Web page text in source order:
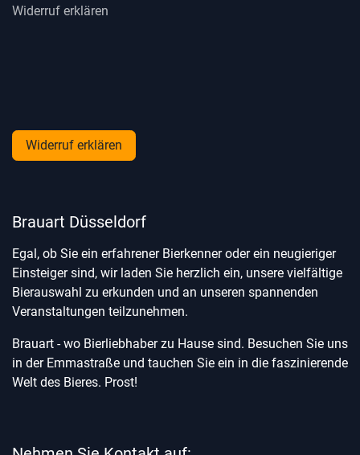
Widerruf erklären
Widerruf erklären
Brauart Düsseldorf
Egal, ob Sie ein erfahrener Bierkenner oder ein neugieriger
Einsteiger sind, wir laden Sie herzlich ein, unsere vielfältige
Bierauswahl zu erkunden und an unseren spannenden
Veranstaltungen teilzunehmen.
Brauart - wo Bierliebhaber zu Hause sind. Besuchen Sie uns
in der Emmastraße und tauchen Sie ein in die faszinierende
Welt des Bieres. Prost!